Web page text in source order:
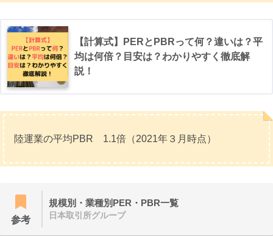
【計算式】PERとPBRって何？違いは？平
均は何倍？目安は？わかりやすく徹底解
説！
陸運業の平均PBR 1.1倍（2021年３月時点）
参考
規模別・業種別PER・PBR一覧
日本取引所グループ